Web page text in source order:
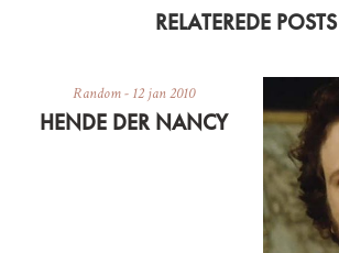
RELATEREDE POSTS
Random- 12 jan 2010
HENDE DER NANCY